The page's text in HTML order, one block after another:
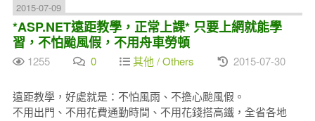
2015-07-09
*ASP.NET遠距教學，正常上課* 只要上網就能學
習，不怕颱風假，不用舟車勞頓
1255 0 其他 / Others 2015-07-30
遠距教學，好處就是：不怕風雨、不擔心颱風假。
不用出門、不用花費通勤時間、不用花錢搭高鐵，全省各地